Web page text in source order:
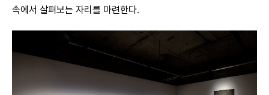
속에서 살펴보는 자리를 마련한다.